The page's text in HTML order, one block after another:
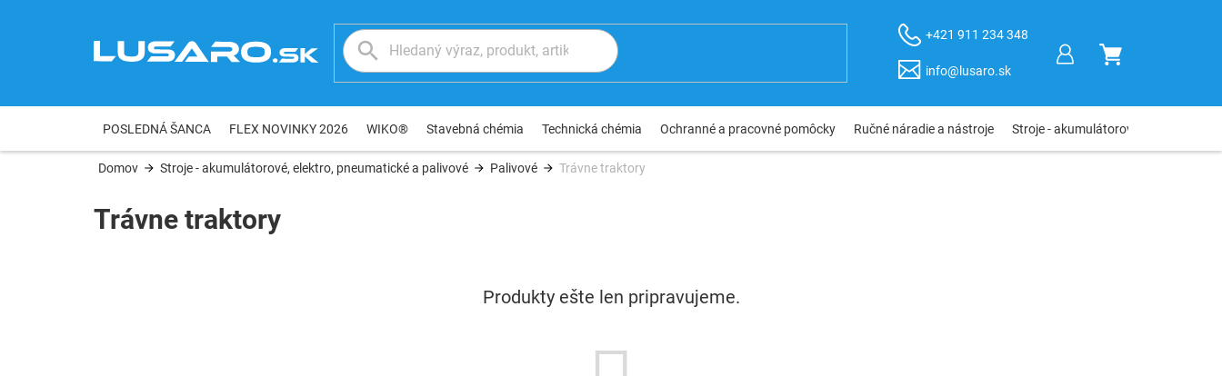
+421 911 234 348
info@lusaro.sk
NÁKUPNÝ
POSLEDNÁ ŠANCA FLEX NOVINKY 2026 WIKO® Stavebná chémia Technická chémia Ochranné a pracovné pomôcky Ručné náradie a nástroje Stroje - akumulátorové, elektro,
Domov Stroje - akumulátorové, elektro, pneumatické a palivové Palivové Trávne traktory
Trávne traktory
Produkty ešte len pripravujeme.